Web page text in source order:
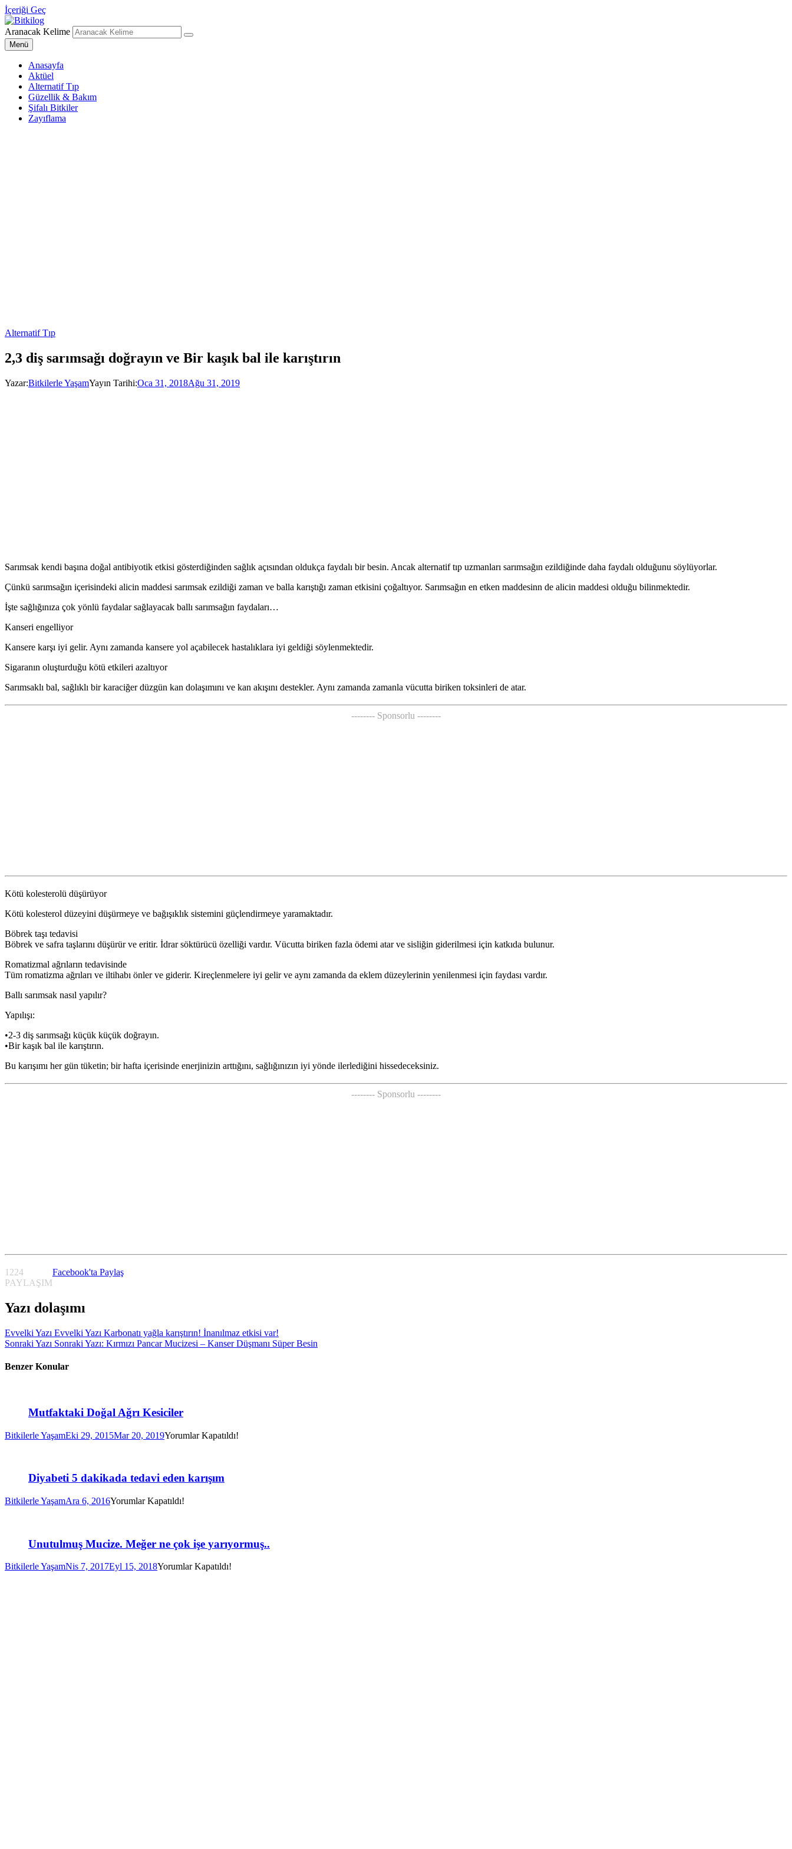
İçeriği Geç
Bitkilog
Sağlıklı Beslenme Uzmanı
Aranacak Kelime
Menü
Anasayfa
Aktüel
Alternatif Tıp
Güzellik & Bakım
Şifalı Bitkiler
Zayıflama
Alternatif Tıp
2,3 diş sarımsağı doğrayın ve Bir kaşık bal ile karıştırın
Yazar:Bitkilerle YaşamYayın Tarihi:Oca 31, 2018Ağu 31, 2019
Sarımsak kendi başına doğal antibiyotik etkisi gösterdiğinden sağlık açısından oldukça faydalı bir besin. Ancak alternatif tıp uzmanları sarımsağın ezildiğinde daha faydalı olduğunu söylüyorlar.
Çünkü sarımsağın içerisindeki alicin maddesi sarımsak ezildiği zaman ve balla karıştığı zaman etkisini çoğaltıyor. Sarımsağın en etken maddesinn de alicin maddesi olduğu bilinmektedir.
İşte sağlığınıza çok yönlü faydalar sağlayacak ballı sarımsağın faydaları…
Kanseri engelliyor
Kansere karşı iyi gelir. Aynı zamanda kansere yol açabilecek hastalıklara iyi geldiği söylenmektedir.
Sigaranın oluşturduğu kötü etkileri azaltıyor
Sarımsaklı bal, sağlıklı bir karaciğer düzgün kan dolaşımını ve kan akışını destekler. Aynı zamanda zamanla vücutta biriken toksinleri de atar.
-------- Sponsorlu --------
Kötü kolesterolü düşürüyor
Kötü kolesterol düzeyini düşürmeye ve bağışıklık sistemini güçlendirmeye yaramaktadır.
Böbrek taşı tedavisi
Böbrek ve safra taşlarını düşürür ve eritir. İdrar söktürücü özelliği vardır. Vücutta biriken fazla ödemi atar ve sisliğin giderilmesi için katkıda bulunur.
Romatizmal ağrıların tedavisinde
Tüm romatizma ağrıları ve iltihabı önler ve giderir. Kireçlenmelere iyi gelir ve aynı zamanda da eklem düzeylerinin yenilenmesi için faydası vardır.
Ballı sarımsak nasıl yapılır?
Yapılışı:
•2-3 diş sarımsağı küçük küçük doğrayın.
•Bir kaşık bal ile karıştırın.
Bu karışımı her gün tüketin; bir hafta içerisinde enerjinizin arttığını, sağlığınızın iyi yönde ilerlediğini hissedeceksiniz.
-------- Sponsorlu --------
1224
PAYLAŞIM
Facebook'ta Paylaş
Yazı dolaşımı
Evvelki Yazı Evvelki Yazı Karbonatı yağla karıştırın! İnanılmaz etkisi var!
Sonraki Yazı Sonraki Yazı: Kırmızı Pancar Mucizesi – Kanser Düşmanı Süper Besin
Benzer Konular
Mutfaktaki Doğal Ağrı Kesiciler
Bitkilerle YaşamEki 29, 2015Mar 20, 2019Yorumlar Kapatıldı!
Diyabeti 5 dakikada tedavi eden karışım
Bitkilerle YaşamAra 6, 2016Yorumlar Kapatıldı!
Unutulmuş Mucize. Meğer ne çok işe yarıyormuş..
Bitkilerle YaşamNis 7, 2017Eyl 15, 2018Yorumlar Kapatıldı!